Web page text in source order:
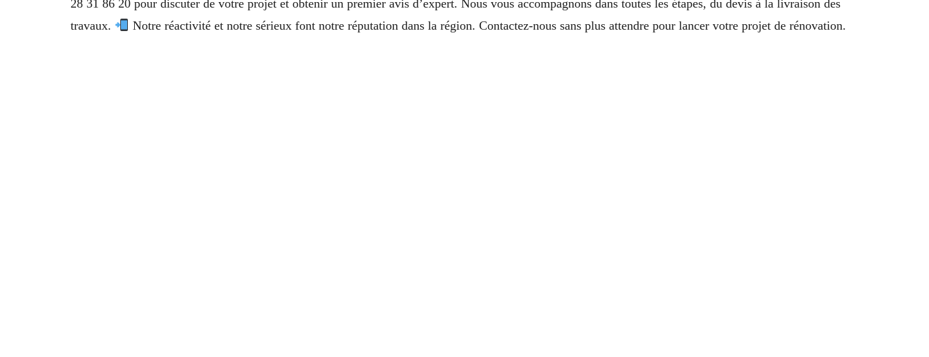
28 31 86 20 pour discuter de votre projet et obtenir un premier avis d’expert. Nous vous accompagnons dans toutes les étapes, du devis à la livraison des
travaux.
Notre réactivité et notre sérieux font notre réputation dans la région. Contactez-nous sans plus attendre pour lancer votre projet de rénovation.